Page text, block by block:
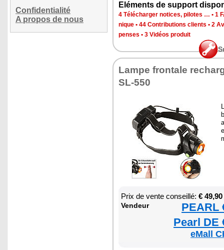
Confidentialité
A propos de nous
Elé­ments de sup­port
4 Télé­char­ger notices, pilotes … • 1
nique • 44 Contri­bu­tions clients • 2
penses • 3 Vidéos pro­duit
Lampe fron­tale
SL-550
Prix de vente conseillé: € 49,90
Ven­deur
PEARL
Pearl DE
eMall